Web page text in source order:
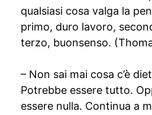
qualsiasi cosa valga la
primo, duro lavoro,
terzo, buonsenso.
– Non sai mai cosa c’è
Potrebbe essere tutto.
essere nulla. Continua a